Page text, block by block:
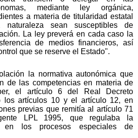
mediante ley orgánica,
a materia de titularidad estatal
sean susceptibles de
La ley preverá en cada caso la
de medios financieros, así
que se reserve el Estado".
la normativa autonómica que
de las competencias en materia de
el artículo 6 del Real Decreto
los artículos 10 y el artículo 12, en
previas que remitía al artículo 71
LPL 1995, que regulaba la
en los procesos especiales de